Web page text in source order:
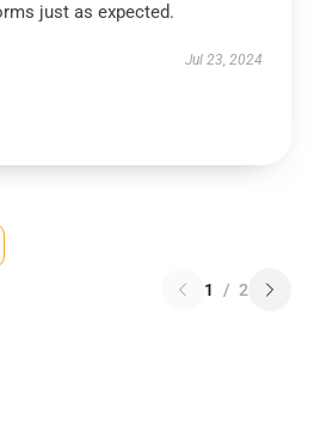
just as expected.
Jul 23, 2024
1 / 2